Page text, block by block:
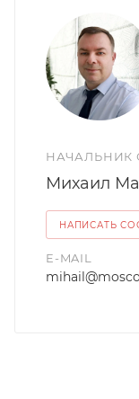
НАЧАЛЬНИК
Михаил
НАПИСАТЬ
E-MAIL